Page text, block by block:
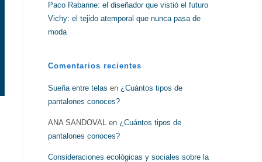
Paco Rabanne: el diseñador que vistió el futuro
Vichy: el tejido atemporal que nunca pasa de
moda
Comentarios recientes
Sueña entre telas en ¿Cuántos tipos de
pantalones conoces?
ANA SANDOVAL en ¿Cuántos tipos de
pantalones conoces?
Consideraciones ecológicas y sociales sobre la